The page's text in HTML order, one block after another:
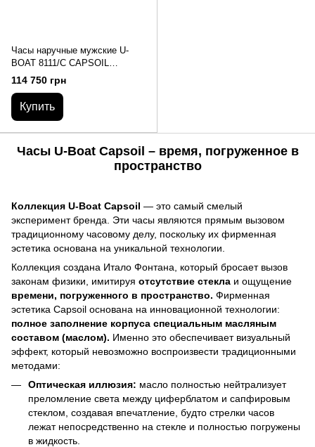
Часы наручные мужские U-
BOAT 8111/C CAPSOIL
CHRONO SS
114 750 грн
Купить
Часы U-Boat Capsoil – время, погруженное в
пространство
Коллекция U-Boat Capsoil — это самый смелый
эксперимент бренда. Эти часы являются прямым вызовом
традиционному часовому делу, поскольку их фирменная
эстетика основана на уникальной технологии.
Коллекция создана Итало Фонтана, который бросает вызов
законам физики, имитируя отсутствие стекла и ощущение
времени, погруженного в пространство. Фирменная
эстетика Capsoil основана на инновационной технологии:
полное заполнение корпуса специальным масляным
составом (маслом). Именно это обеспечивает визуальный
эффект, который невозможно воспроизвести традиционными
методами:
Оптическая иллюзия: масло полностью нейтрализует
преломление света между циферблатом и сапфировым
стеклом, создавая впечатление, будто стрелки часов
лежат непосредственно на стекле и полностью погружены
в жидкость.